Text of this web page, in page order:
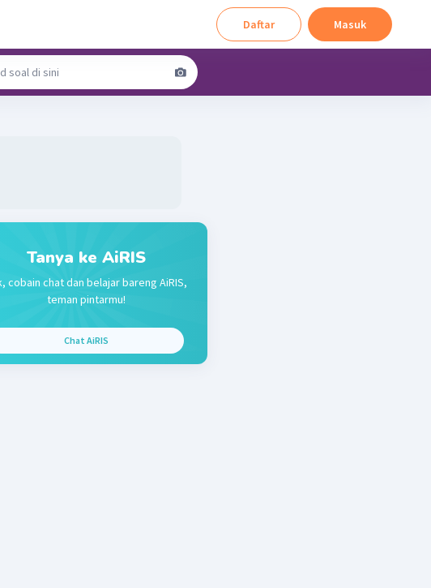
Daftar Masuk
Tanya ke AiRIS
cobain chat dan belajar bareng AiRIS,
teman pintarmu!
Chat AiRIS